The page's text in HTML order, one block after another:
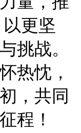
更坚
挑战。
热忱，
，共同
程！